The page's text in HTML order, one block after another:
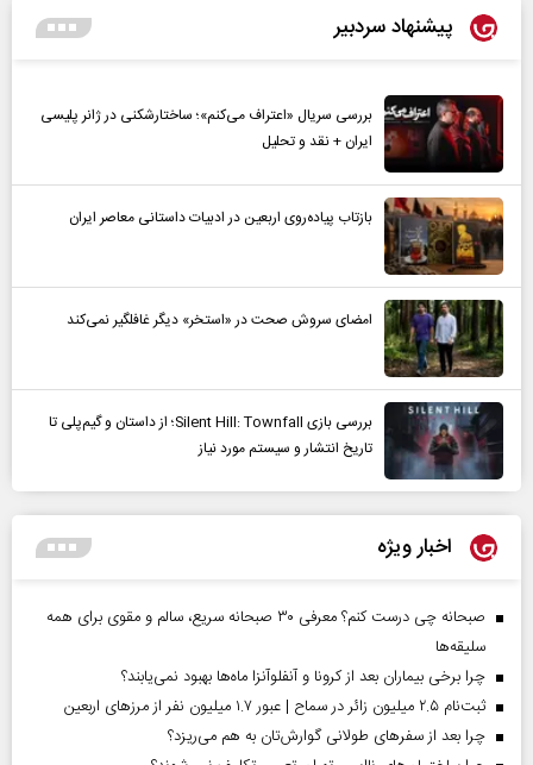
پیشنهاد سردبیر
بررسی سریال «اعتراف می‌کنم»؛ ساختارشکنی در ژانر پلیسی
ایران + نقد و تحلیل
بازتاب پیاده‌روی اربعین در ادبیات داستانی معاصر ایران
امضای سروش صحت در «استخر» دیگر غافلگیر نمی‌کند
بررسی بازی Silent Hill: Townfall؛ از داستان و گیم‌پلی تا
تاریخ انتشار و سیستم مورد نیاز
اخبار ویژه
صبحانه چی درست کنم؟ معرفی ۳۰ صبحانه سریع، سالم و مقوی برای همه
سلیقه‌ها
چرا برخی بیماران بعد از کرونا و آنفلوآنزا ماه‌ها بهبود نمی‌یابند؟
ثبت‌نام ۲.۵ میلیون زائر در سماح | عبور ۱.۷ میلیون نفر از مرز‌های اربعین
چرا بعد از سفرهای طولانی گوارش‌تان به هم می‌ریزد؟